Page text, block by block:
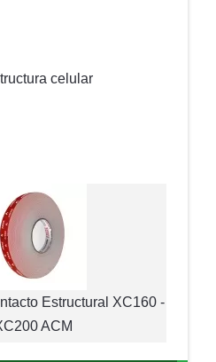
celular
Estructural XC160 -
ACM